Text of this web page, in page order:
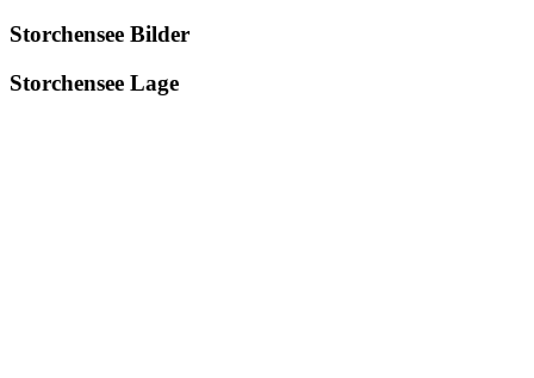
Storchensee Bilder
Storchensee Lage